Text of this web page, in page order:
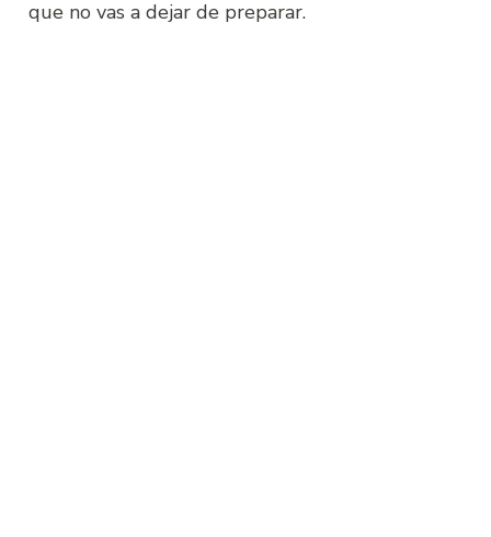
que no vas a dejar de preparar.